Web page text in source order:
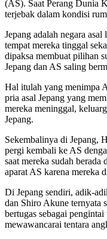
(AS). Saat Perang Dunia
terjebak dalam kondisi
Jepang adalah negara
tempat mereka tinggal
dipaksa membuat pilihan
Jepang dan AS saling
Hal itulah yang menimpa
pria asal Jepang yang
mereka meninggal,
Jepang.
Sekembalinya di Jepang,
pergi kembali ke AS
saat mereka sudah berada
aparat AS karena mereka
Di Jepang sendiri, adik-
dan Shiro Akune ternyata
bertugas sebagai
mewawancarai tentara